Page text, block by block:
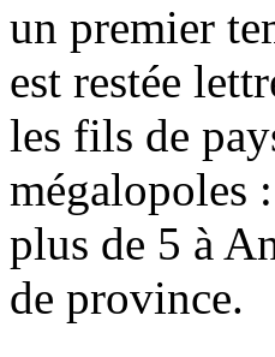
un premier
est restée
les fils de
mégalopoles
plus de 5 à
de province.